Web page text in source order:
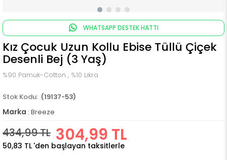
WHATSAPP DESTEK HATTI
Kız Çocuk Uzun Kollu Ebise Tüllü Çiçek
Desenli Bej (3 Yaş)
%90 Pamuk-Cotton , %10 Likra
(19137-53)
Marka : Breeze
434,99 TL 304,99 TL
50,83 TL 'den başlayan taksitlerle